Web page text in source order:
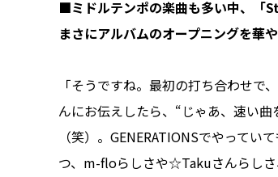
■ミドルテンポの楽曲も多い中、
まさにアルバムのオープニングを華
「そうですね。最初の打ち合わせ
んにお伝えしたら、“じゃあ、速い
（笑）。GENERATIONSでやって
つ、m-floらしさや☆Takuさんらしさ